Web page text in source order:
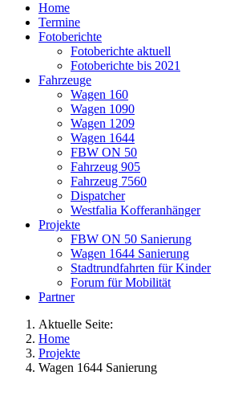
Home
Termine
Fotoberichte
Fotoberichte aktuell
Fotoberichte bis 2021
Fahrzeuge
Wagen 160
Wagen 1090
Wagen 1209
Wagen 1644
FBW ON 50
Fahrzeug 905
Fahrzeug 7560
Dispatcher
Westfalia Kofferanhänger
Projekte
FBW ON 50 Sanierung
Wagen 1644 Sanierung
Stadtrundfahrten für Kinder
Forum für Mobilität
Partner
Aktuelle Seite:
Home
Projekte
Wagen 1644 Sanierung